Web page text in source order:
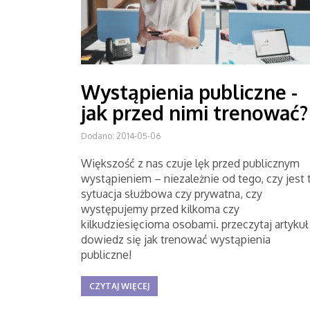
Wystąpienia publiczne -
jak przed nimi trenować?
Dodano: 2014-05-06
Większość z nas czuje lęk przed publicznym
wystąpieniem – niezależnie od tego, czy jest
sytuacja służbowa czy prywatna, czy
występujemy przed kilkoma czy
kilkudziesięcioma osobami. przeczytaj
dowiedz się jak trenować wystąpienia
publiczne!
CZYTAJ WIĘCEJ